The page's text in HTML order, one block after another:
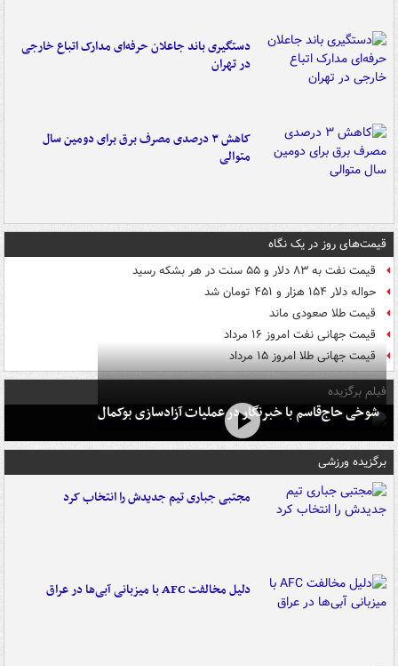
دستگیری باند جاعلان حرفه‌ای مدارک اتباع خارجی
در تهران
کاهش ۳ درصدی مصرف برق برای دومین سال
متوالی
قیمت‌های روز در یک نگاه
قیمت نفت به ۸۳ دلار و ۵۵ سنت در هر بشکه رسید
حواله دلار ۱۵۴ هزار و ۴۵۱ تومان شد
قیمت طلا صعودی ماند
قیمت جهانی نفت امروز ۱۶ مرداد
قیمت جهانی طلا امروز ۱۵ مرداد
فیلم برگزیده
شوخی حاج‌قاسم با خبرنگار در عملیات آزادسازی بوکمال
برگزیده ورزشی
مجتبی جباری تیم جدیدش را انتخاب کرد
دلیل مخالفت AFC با میزبانی آبی‌ها در عراق